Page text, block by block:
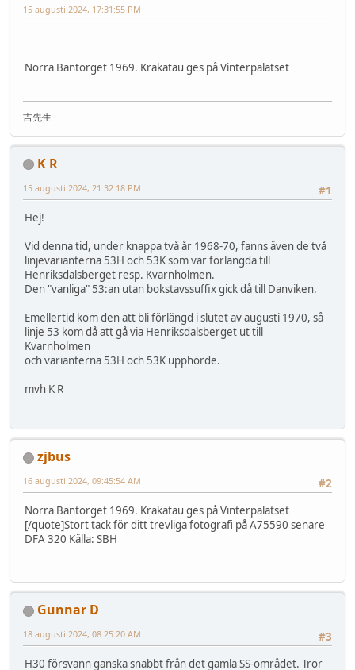
15 augusti 2024, 17:31:55 PM
Norra Bantorget 1969. Krakatau ges på Vinterpalatset
吉先生
K R
#1
15 augusti 2024, 21:32:18 PM
Hej!
Vid denna tid, under knappa två år 1968-70, fanns även de två
linjevarianterna 53H och 53K som var förlängda till
Henriksdalsberget resp. Kvarnholmen.
Den "vanliga" 53:an utan bokstavssuffix gick då till Danviken.
Emellertid kom den att bli förlängd i slutet av augusti 1970, så
linje 53 kom då att gå via Henriksdalsberget ut till
Kvarnholmen
och varianterna 53H och 53K upphörde.
mvh K R
zjbus
#2
16 augusti 2024, 09:45:54 AM
Norra Bantorget 1969. Krakatau ges på Vinterpalatset
[/quote]Stort tack för ditt trevliga fotografi på A75590 senare
DFA 320 Källa: SBH
Gunnar D
#3
18 augusti 2024, 08:25:20 AM
H30 försvann ganska snabbt från det gamla SS-området. Tror